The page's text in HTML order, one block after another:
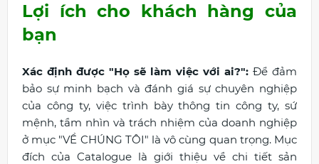
Lợi ích cho khách hàng của
bạn
Xác định được "Họ sẽ làm việc với ai?": Để đảm
bảo sự minh bạch và đánh giá sự chuyên nghiệp
của công ty, việc trình bày thông tin công ty, sứ
mệnh, tầm nhìn và trách nhiệm của doanh nghiệp
ở mục "VỀ CHÚNG TÔI" là vô cùng quan trọng. Mục
đích của Catalogue là giới thiệu về chi tiết sản